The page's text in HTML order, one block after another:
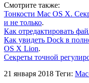
Смотрите также:
Тонкости Mac OS X.
и не только.
Как отредактировать
Как увидеть Dock в
OS X Lion.
Секреты точной
21 января 2018 Теги: